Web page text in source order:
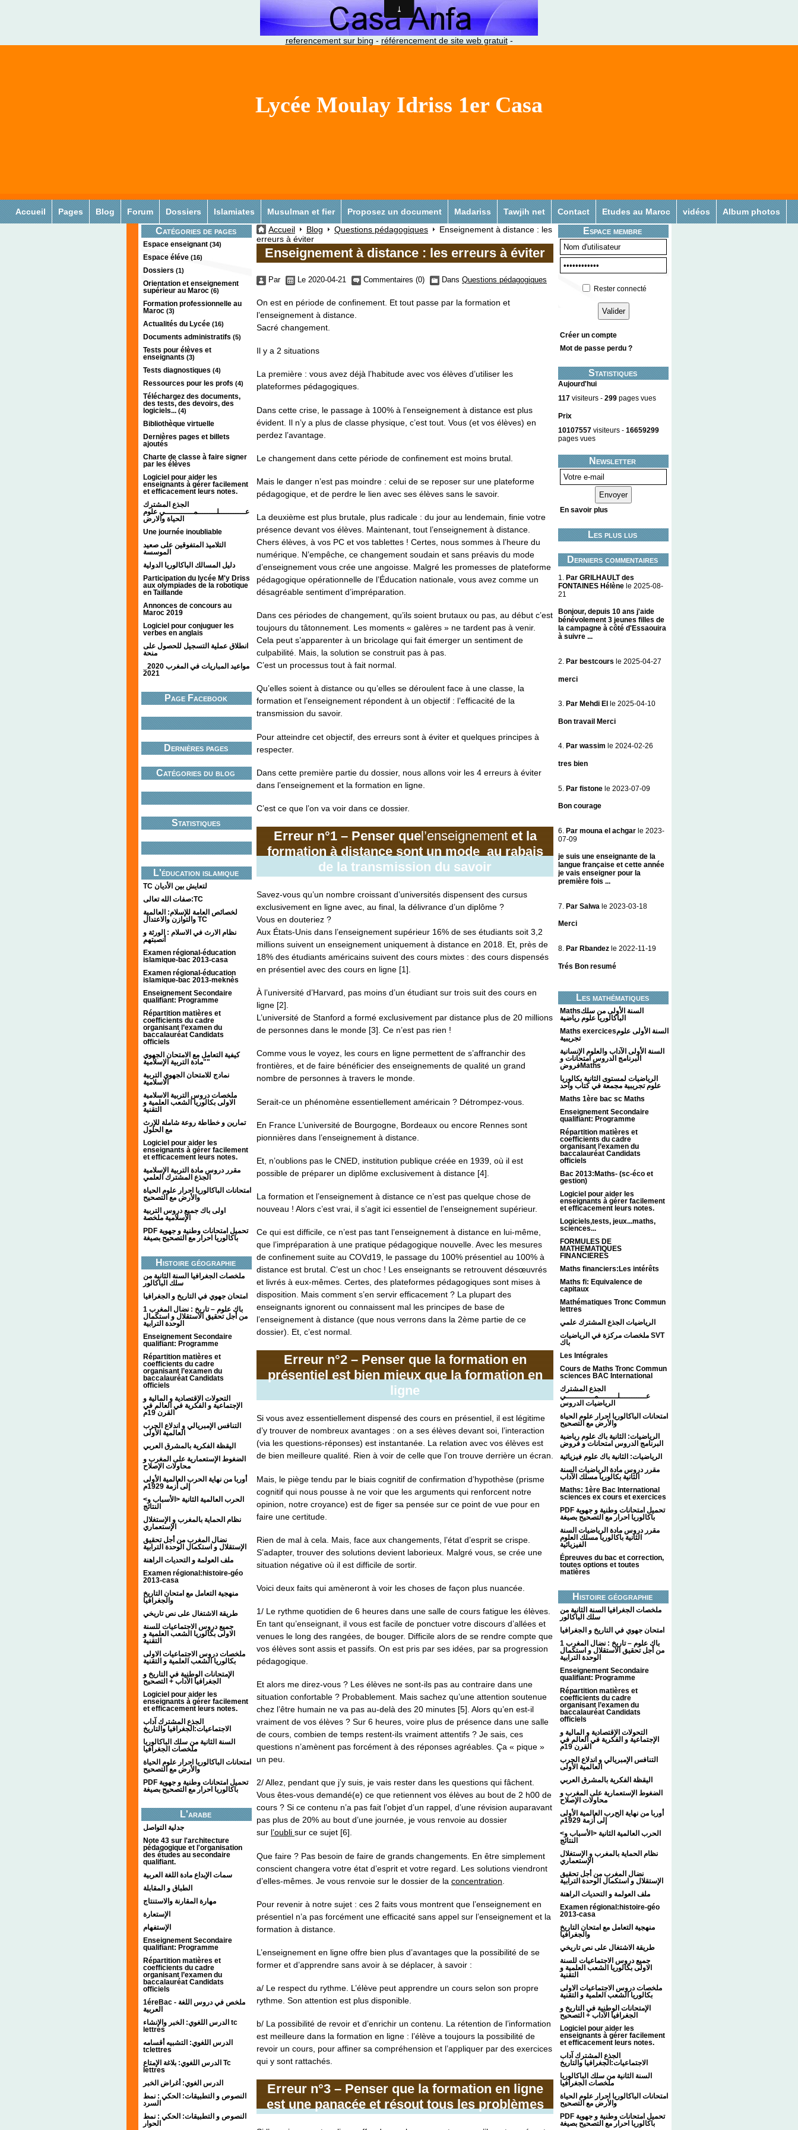
referencement sur bing - référencement de site web gratuit-
Lycée Moulay Idriss 1er Casa
Accueil Pages Blog Forum Dossiers Islamiates Musulman et fier Proposez un document Madariss Tawjih net Contact Etudes au Maroc vidéos Album photos
Catégories de pages
Espace enseignant (34)
Espace éléve (16)
Dossiers (1)
Orientation et enseignement
supérieur au Maroc (6)
Formation professionnelle au
Maroc (3)
Actualités du Lycée (16)
Documents administratifs (5)
Tests pour élèves et
enseignants (3)
Tests diagnostiques (4)
Ressources pour les profs (4)
Téléchargez des documents,
des tests, des devoirs, des
logiciels... (4)
Bibliothèque virtuelle
Dernières pages et billets
ajoutés
Charte de classe à faire signer
par les élèves
Logiciel pour aider les
enseignants à gérer facilement
et efficacement leurs notes.
الجذع المشترك
عـــــــــــلــــــــمــــــــــــي علوم
الحياة والارض
Une journée inoubliable
التلاميذ المتفوقين على صعيد
الموسسة
دليل المسالك الباكالوريا الدولية
Participation du lycée M'y Driss
aux olympiades de la robotique
en Taillande
Annonces de concours au
Maroc 2019
Logiciel pour conjuguer les
verbes en anglais
انطلاق عملية التسجيل للحصول على
منحة
2021
Page Facebook
Dernières pages
Catégories du blog
Statistiques
L'éducation islamique
TC لتعايش بين الأديان
صفات الله تعالى:TC
لخصائص العامة للإسلام: العالمية
والتوازن والاعتدال TC
نظام الارث في الاسلام : الورثة و
أنصبتهم
Examen régional-éducation
islamique-bac 2013-casa
Examen régional-éducation
islamique-bac 2013-meknès
Enseignement Secondaire
qualifiant: Programme
Répartition matières et
coefficients du cadre
organisant l’examen du
baccalauréat Candidats
officiels
كيفية التعامل مع الامتحان الجهوي
"مادة التربية الإسلامية"
نمادج للامتحان الجهوي التربية
الاسلامية
ملخصات دروس التربية الاسلامية
الاولى بكالوريا الشعب العلمية و
التقنية
تمارين و خطاطة روعة شاملة للإرث
مع الحلول
Logiciel pour aider les
enseignants à gérer facilement
et efficacement leurs notes.
مقرر دروس مادة التربية الإسلامية
الجذع المشترك العلمي
امتحانات الباكالوريا احرار علوم الحياة
والأرض مع التصحيح
اولى باك جميع دروس التربية
الإسلامية ملخصة
PDF تحميل امتحانات وطنية و جهوية
باكالوريا احرار مع التصحيح بصيغة
Histoire géographie
ملخصات الجغرافيا السنة الثانية من
سلك الباكالور
امتحان جهوي في التاريخ و الجغرافيا
1 باك علوم – تاريخ : نضال المغرب
من أجل تحقيق الاستقلال و استكمال
الوحدة الترابية
Enseignement Secondaire
qualifiant: Programme
Répartition matières et
coefficients du cadre
organisant l’examen du
baccalauréat Candidats
officiels
التحولات الإقتصادية و المالية و
الإجتماعية و الفكرية في العالم في
القرن 19م
التنافس الإمبريالي و اندلاع الحرب
العالمية الأولى
اليقظة الفكرية بالمشرق العربي
الضغوط الإستعمارية على المغرب و
محاولات الإصلاح
أوربا من نهاية الحرب العالمية الأولى
إلى أزمة 1929م
<الحرب العالمية الثانية <الأسباب و
النتائج
نظام الحماية بالمغرب و الإستغلال
الإستعماري
نضال المغرب من أجل تحقيق
الإستقلال و استكمال الوحدة الترابية
ملف العولمة و التحديات الراهنة
Examen régional:histoire-géo
2013-casa
منهجية التعامل مع امتحان التاريخ
والجغرافيا
طريقة الاشتغال على نص تاريخي
جميع دروس الاجتماعيات للسنة
الاولى بكالوريا الشعب العلمية و
التقنية
ملخصات دروس الاجتماعيات الاولى
بكالوريا الشعب العلمية و التقنية
الإمتحانات الوطنية في التاريخ و
الجغرافيا الآداب + التصحيح
Logiciel pour aider les
enseignants à gérer facilement
et efficacement leurs notes.
الجذع المشترك آداب
الاجتماعيات:الجغرافيا والتاريخ
السنة الثانية من سلك الباكالوريا
ملخصات الجغرافيا
امتحانات الباكالوريا احرار علوم الحياة
والأرض مع التصحيح
PDF تحميل امتحانات وطنية و جهوية
باكالوريا احرار مع التصحيح بصيغة
L'arabe
جدلية التواصل
Note 43 sur l'architecture
pédagogique et l'organisation
des études au secondaire
qualifiant.
سمات الإبداع مادة اللغة العربية
الطباق و المقابلة
مهارة المقارنة والاستنتاج
الإستعارة
الإستفهام
Enseignement Secondaire
qualifiant: Programme
Répartition matières et
coefficients du cadre
organisant l’examen du
baccalauréat Candidats
officiels
1éreBac - ملخص في دروس اللغة
العربية
الدرس اللغوي: الخبر والإنشاء tc
lettres
الدرس اللغوي: التشبيه أقسامه
tclettres
الدرس اللغوي: بلاغة الإمتاع Tc
lettres
الدرس الغوي: أغراض الخبر
النصوص و التطبيقات: الحكي : نمط
السرد
النصوص و التطبيقات: الحكي : نمط
الحوار
Espace membre
Rester connecté
Créer un compte
Mot de passe perdu ?
Statistiques
Aujourd'hui
117 visiteurs - 299 pages vues
Prix
10107557 visiteurs - 16659299
pages vues
Newsletter
En savoir plus
Les plus lus
Derniers commentaires
1.
Par GRILHAULT des
FONTAINES Hélène le 2025-08-
21
Bonjour, depuis 10 ans j'aide
bénévolement 3 jeunes filles de
la campagne à côté d'Essaouira
à suivre ...
2. Par bestcours le 2025-04-27
merci
3. Par Mehdi El le 2025-04-10
Bon travail Merci
4. Par wassim le 2024-02-26
tres bien
5. Par fistone le 2023-07-09
Bon courage
6. Par mouna el achgar le 2023-
07-09
je suis une enseignante de la
langue française et cette année
je vais enseigner pour la
première fois ...
7. Par Salwa le 2023-03-18
Merci
8. Par Rbandez le 2022-11-19
Trés Bon resumé
Les mathématiques
Mathsالسنة الأولى من سلك
الباكالوريا علوم رياضية
Maths exercicesالسنة الأولى علوم
تجريبية
السنة الأولى الآداب والعلوم الإنسانية
البرنامج الدروس امتحانات و
فروضMaths
الرياضيات لمستوى الثانية بكالوريا
علوم تجريبية مجمعة في كتاب واحد
Maths 1ère bac sc Maths
Enseignement Secondaire
qualifiant: Programme
Répartition matières et
coefficients du cadre
organisant l’examen du
baccalauréat Candidats
officiels
Bac 2013:Maths- (sc-éco et
gestion)
Logiciel pour aider les
enseignants à gérer facilement
et efficacement leurs notes.
Logiciels,tests, jeux...maths,
sciences...
FORMULES DE
MATHEMATIQUES
FINANCIERES
Maths financiers:Les intérêts
Maths fi: Equivalence de
capitaux
Mathématiques Tronc Commun
lettres
الرياضيات الجذع المشترك علمي
ملخصات مركزة في الرياضيات SVT
باك
Les Intégrales
Cours de Maths Tronc Commun
sciences BAC International
الجذع المشترك
عـــــــــــلــــــــمــــــــــــي
الرياضيات الدروس
امتحانات الباكالوريا احرار علوم الحياة
والأرض مع التصحيح
الرياضيات: الثانية باك علوم رياضية
البرنامج الدروس امتحانات و فروض
الرياضيات: الثانية باك علوم فيزيائية
مقرر دروس مادة الرياضيات السنة
الثانية بكالوريا مسلك الآداب
Maths: 1ère Bac International
sciences ex cours et exercices
PDF تحميل امتحانات وطنية و جهوية
باكالوريا احرار مع التصحيح بصيغة
مقرر دروس مادة الرياضيات السنة
الثانية باكالوريا مسلك العلوم
الفيزيائية
Épreuves du bac et correction,
toutes options et toutes
matières
Histoire géographie
ملخصات الجغرافيا السنة الثانية من
سلك الباكالور
امتحان جهوي في التاريخ و الجغرافيا
1 باك علوم – تاريخ : نضال المغرب
من أجل تحقيق الاستقلال و استكمال
الوحدة الترابية
Enseignement Secondaire
qualifiant: Programme
Répartition matières et
coefficients du cadre
organisant l’examen du
baccalauréat Candidats
officiels
التحولات الإقتصادية و المالية و
الإجتماعية و الفكرية في العالم في
القرن 19م
التنافس الإمبريالي و اندلاع الحرب
العالمية الأولى
اليقظة الفكرية بالمشرق العربي
الضغوط الإستعمارية على المغرب و
محاولات الإصلاح
أوربا من نهاية الحرب العالمية الأولى
إلى أزمة 1929م
<الحرب العالمية الثانية <الأسباب و
النتائج
نظام الحماية بالمغرب و الإستغلال
الإستعماري
نضال المغرب من أجل تحقيق
الإستقلال و استكمال الوحدة الترابية
ملف العولمة و التحديات الراهنة
Examen régional:histoire-géo
2013-casa
منهجية التعامل مع امتحان التاريخ
والجغرافيا
طريقة الاشتغال على نص تاريخي
جميع دروس الاجتماعيات للسنة
الاولى بكالوريا الشعب العلمية و
التقنية
ملخصات دروس الاجتماعيات الاولى
بكالوريا الشعب العلمية و التقنية
الإمتحانات الوطنية في التاريخ و
الجغرافيا الآداب + التصحيح
Logiciel pour aider les
enseignants à gérer facilement
et efficacement leurs notes.
الجذع المشترك آداب
الاجتماعيات:الجغرافيا والتاريخ
السنة الثانية من سلك الباكالوريا
ملخصات الجغرافيا
امتحانات الباكالوريا احرار علوم الحياة
والأرض مع التصحيح
PDF تحميل امتحانات وطنية و جهوية
باكالوريا احرار مع التصحيح بصيغة
Accueil Blog Questions pédagogiques
Enseignement à distance : les
erreurs à éviter
Enseignement à distance : les erreurs à éviter
Par Le 2020-04-21 Commentaires (0) Dans Questions pédagogiques
On est en période de confinement. Et tout passe par la formation et
l’enseignement à distance.
Sacré changement.
Il y a 2 situations
La première : vous avez déjà l’habitude avec vos élèves d’utiliser les
plateformes pédagogiques.
Dans cette crise, le passage à 100% à l’enseignement à distance est plus
évident. Il n’y a plus de classe physique, c’est tout. Vous (et vos élèves) en
perdez l’avantage.
Le changement dans cette période de confinement est moins brutal.
Mais le danger n’est pas moindre : celui de se reposer sur une plateforme
pédagogique, et de perdre le lien avec ses élèves sans le savoir.
La deuxième est plus brutale, plus radicale : du jour au lendemain, finie votre
présence devant vos élèves. Maintenant, tout l’enseignement à distance.
Chers élèves, à vos PC et vos tablettes ! Certes, nous sommes à l’heure du
numérique. N’empêche, ce changement soudain et sans préavis du mode
d’enseignement vous crée une angoisse. Malgré les promesses de plateforme
pédagogique opérationnelle de l’Éducation nationale, vous avez comme un
désagréable sentiment d’impréparation.
Dans ces périodes de changement, qu’ils soient brutaux ou pas, au début c’est
toujours du tâtonnement. Les moments « galères » ne tardent pas à venir.
Cela peut s’apparenter à un bricolage qui fait émerger un sentiment de
culpabilité. Mais, la solution se construit pas à pas.
C’est un processus tout à fait normal.
Qu’elles soient à distance ou qu’elles se déroulent face à une classe, la
formation et l’enseignement répondent à un objectif : l’efficacité de la
transmission du savoir.
Pour atteindre cet objectif, des erreurs sont à éviter et quelques principes à
respecter.
Dans cette première partie du dossier, nous allons voir les 4 erreurs à éviter
dans l’enseignement et la formation en ligne.
C’est ce que l’on va voir dans ce dossier.
Erreur n°1 – Penser quel’enseignementet la
formation à distance sont un mode au rabais
de la transmission du savoir
Savez-vous qu’un nombre croissant d’universités dispensent des cursus
exclusivement en ligne avec, au final, la délivrance d’un diplôme ?
Vous en douteriez ?
Aux États-Unis dans l’enseignement supérieur 16% de ses étudiants soit 3,2
millions suivent un enseignement uniquement à distance en 2018. Et, près de
18% des étudiants américains suivent des cours mixtes : des cours dispensés
en présentiel avec des cours en ligne [1].
À l’université d’Harvard, pas moins d’un étudiant sur trois suit des cours en
ligne [2].
L’université de Stanford a formé exclusivement par distance plus de 20 millions
de personnes dans le monde [3]. Ce n’est pas rien !
Comme vous le voyez, les cours en ligne permettent de s’affranchir des
frontières, et de faire bénéficier des enseignements de qualité un grand
nombre de personnes à travers le monde.
Serait-ce un phénomène essentiellement américain ? Détrompez-vous.
En France L’université de Bourgogne, Bordeaux ou encore Rennes sont
pionnières dans l’enseignement à distance.
Et, n’oublions pas le CNED, institution publique créée en 1939, où il est
possible de préparer un diplôme exclusivement à distance [4].
La formation et l’enseignement à distance ce n’est pas quelque chose de
nouveau ! Alors c’est vrai, il s’agit ici essentiel de l’enseignement supérieur.
Ce qui est difficile, ce n’est pas tant l’enseignement à distance en lui-même,
que l’impréparation à une pratique pédagogique nouvelle. Avec les mesures
de confinement suite au COVd19, le passage du 100% présentiel au 100% à
distance est brutal. C’est un choc ! Les enseignants se retrouvent désœuvrés
et livrés à eux-mêmes. Certes, des plateformes pédagogiques sont mises à
disposition. Mais comment s’en servir efficacement ? La plupart des
enseignants ignorent ou connaissent mal les principes de base de
l’enseignement à distance (que nous verrons dans la 2ème partie de ce
dossier). Et, c’est normal.
Erreur n°2 – Penser que la formation en
présentiel est bien mieux que la formation en
ligne
Si vous avez essentiellement dispensé des cours en présentiel, il est légitime
d’y trouver de nombreux avantages : on a ses élèves devant soi, l’interaction
(via les questions-réponses) est instantanée. La relation avec vos élèves est
de bien meilleure qualité. Rien à voir de celle que l’on trouve derrière un écran.
Mais, le piège tendu par le biais cognitif de confirmation d’hypothèse (prisme
cognitif qui nous pousse à ne voir que les arguments qui renforcent notre
opinion, notre croyance) est de figer sa pensée sur ce point de vue pour en
faire une certitude.
Rien de mal à cela. Mais, face aux changements, l’état d’esprit se crispe.
S’adapter, trouver des solutions devient laborieux. Malgré vous, se crée une
situation négative où il est difficile de sortir.
Voici deux faits qui amèneront à voir les choses de façon plus nuancée.
1/ Le rythme quotidien de 6 heures dans une salle de cours fatigue les élèves.
En tant qu’enseignant, il vous est facile de ponctuer votre discours d’allées et
venues le long des rangées, de bouger. Difficile alors de se rendre compte que
vos élèves sont assis et passifs. On est pris par ses idées, par sa progression
pédagogique.
Et alors me direz-vous ? Les élèves ne sont-ils pas au contraire dans une
situation confortable ? Probablement. Mais sachez qu’une attention soutenue
chez l’être humain ne va pas au-delà des 20 minutes [5]. Alors qu’en est-il
vraiment de vos élèves ? Sur 6 heures, voire plus de présence dans une salle
de cours, combien de temps restent-ils vraiment attentifs ? Je sais, ces
questions n’amènent pas forcément à des réponses agréables. Ça « pique »
un peu.
2/ Allez, pendant que j’y suis, je vais rester dans les questions qui fâchent.
Vous êtes-vous demandé(e) ce que retiennent vos élèves au bout de 2 h00 de
cours ? Si ce contenu n’a pas fait l’objet d’un rappel, d’une révision auparavant
pas plus de 20% au bout d’une journée, je vous renvoie au dossier
sur l’oubli sur ce sujet [6].
Que faire ? Pas besoin de faire de grands changements. En être simplement
conscient changera votre état d’esprit et votre regard. Les solutions viendront
d’elles-mêmes. Je vous renvoie sur le dossier de la concentration
Pour revenir à notre sujet : ces 2 faits vous montrent que l’enseignement en
présentiel n’a pas forcément une efficacité sans appel sur l’enseignement et la
formation à distance.
L’enseignement en ligne offre bien plus d’avantages que la possibilité de se
former et d’apprendre sans avoir à se déplacer, à savoir :
a/ Le respect du rythme. L’élève peut apprendre un cours selon son propre
rythme. Son attention est plus disponible.
b/ La possibilité de revoir et d’enrichir un contenu. La rétention de l’information
est meilleure dans la formation en ligne : l’élève a toujours la possibilité de
revoir un cours, pour affiner sa compréhension et l’appliquer par des exercices
qui y sont rattachés.
Erreur n°3 – Penser que la formation en ligne
est une panacée et résout tous les problèmes